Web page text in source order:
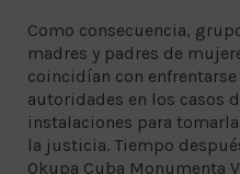
Como consecuencia,
madres y padres de
coincidían con
autoridades en los casos
instalaciones para
la justicia. Tiempo
Okupa Cuba Monumenta